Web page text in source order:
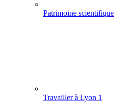
Patrimoine scientifique
Travailler à Lyon 1